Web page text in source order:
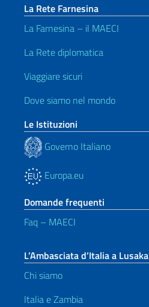
La Rete Farnesina
La Farnesina – il MAECI
La Rete diplomatica
Viaggiare sicuri
Dove siamo nel mondo
Le Istituzioni
Governo Italiano
Europa.eu
Domande frequenti
Faq – MAECI
L’Ambasciata d’Italia a Lusaka
Chi siamo
Italia e Zambia